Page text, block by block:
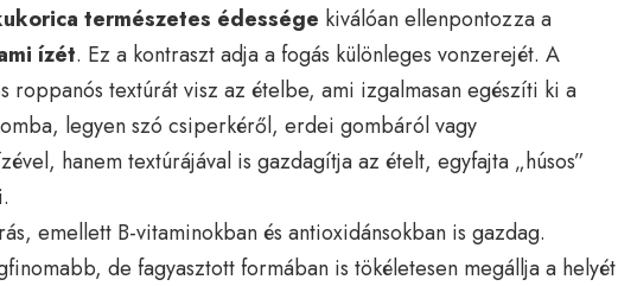
természetes édessége kiválóan ellenpontozza a
ízét. Ez a kontraszt adja a fogás különleges vonzerejét. A
roppanós textúrát visz az ételbe, ami izgalmasan egészíti ki a
legyen szó csiperkéről, erdei gombáról vagy
hanem textúrájával is gazdagítja az ételt, egyfajta „húsos”
emellett B-vitaminokban és antioxidánsokban is gazdag.
de fagyasztott formában is tökéletesen megállja a helyét